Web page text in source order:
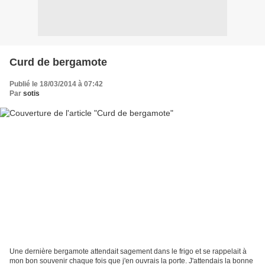
Curd de bergamote
Publié le 18/03/2014 à 07:42
Par sotis
Une dernière bergamote attendait sagement dans le frigo et se rappelait à
mon bon souvenir chaque fois que j'en ouvrais la porte. J'attendais la bonne